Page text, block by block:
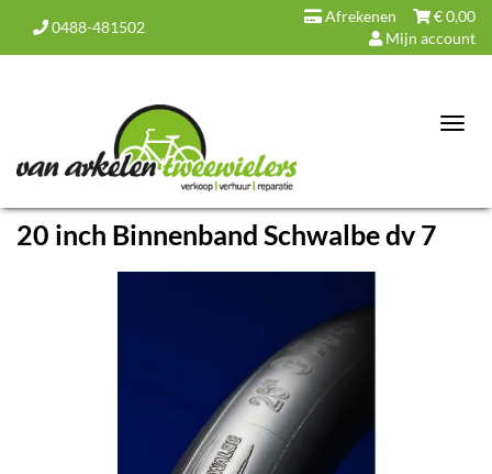
0488-481502
€0,00
Afrekenen
Mijn account
20 inch Binnenband Schwalbe dv 7